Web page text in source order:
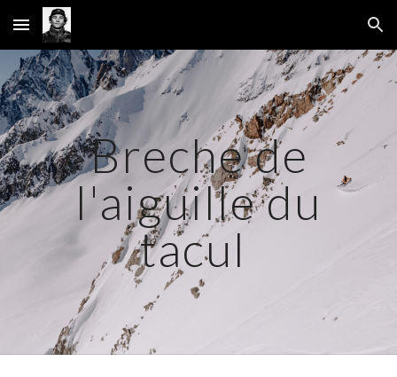
Skip to main content Skip to navigation
Breche de
l'aiguille du
tacul